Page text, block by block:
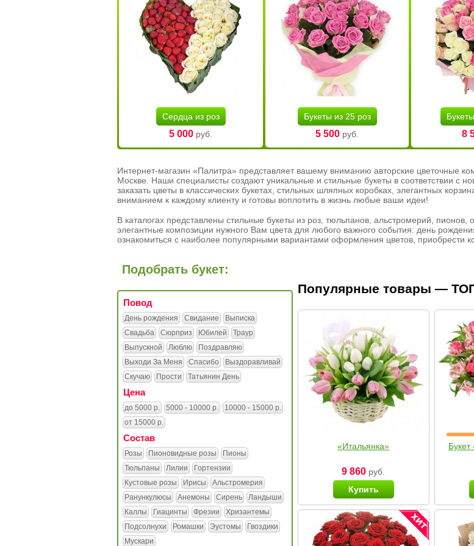
Сердца из роз
5 000 руб.
Букеты из 25 роз
5 500 руб. 8
Интернет-магазин «Палитра» представляет вашему вниманию авторские цветочные
Москве. Наши специалисты создают уникальные и стильные букеты в соответствии с
заказать цветы в классических букетах, стильных шляпных коробках, элегантных
вниманием к каждому клиенту и готовы воплотить в жизнь любые ваши идеи!
В каталогах представлены стильные букеты из роз, тюльпанов, альстромерий, пионов,
элегантные композиции нужного Вам цвета для любого важного события: день
ознакомиться с наиболее популярными вариантами оформления цветов, приобрести
Подобрать букет:
Повод
День рождения Свидание
Выписка
Свадьба
Сюрприз Юбилей
Траур
Выпускной
Люблю
Поздравляю
Выходи За Меня
Спасибо
Выздоравливай
Скучаю
Прости Татьянин День
Цена
до 5000 р. 5000 - 10000 р.
10000 - 15000 р.
от 15000 р.
Состав
Розы Пионовидные розы
Пионы
Тюльпаны
Лилии
Гортензии
Кустовые розы
Ирисы
Альстромерия
Ранункулюсы
Анемоны Сирень
Ландыши
Каллы
Гиацинты Фрезии
Хризантемы
Подсолнухи
Ромашки Эустомы
Гвоздики
Мускари
Популярные товары —
«Итальянка»
9 860 руб.
Купить